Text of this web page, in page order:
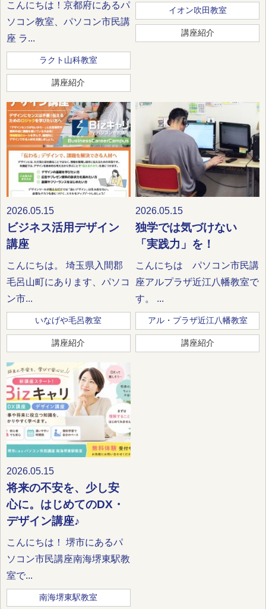
こんにちは！京都府にあるパ
ソコン教室、パソコン市民講
座 ラ...
ラクト山科教室
講座紹介
イオン吹田教室
講座紹介
2026.05.15
ビジネス活用デザイン
講座
こんにちは。 埼玉県入間郡
毛呂山町にあります、パソコ
ン市...
いなげや毛呂教室
講座紹介
2026.05.15
独学では気づけない
「実践力」を！
こんにちは パソコン市民講
座アルプラザ近江八幡教室で
す。 ...
アル・プラザ近江八幡教室
講座紹介
2026.05.15
将来の不安を、少し安
心に。はじめてのDX・
デザイン講座♪
こんにちは！ 堺市にあるパ
ソコン市民講座南海堺東駅教
室で...
南海堺東駅教室